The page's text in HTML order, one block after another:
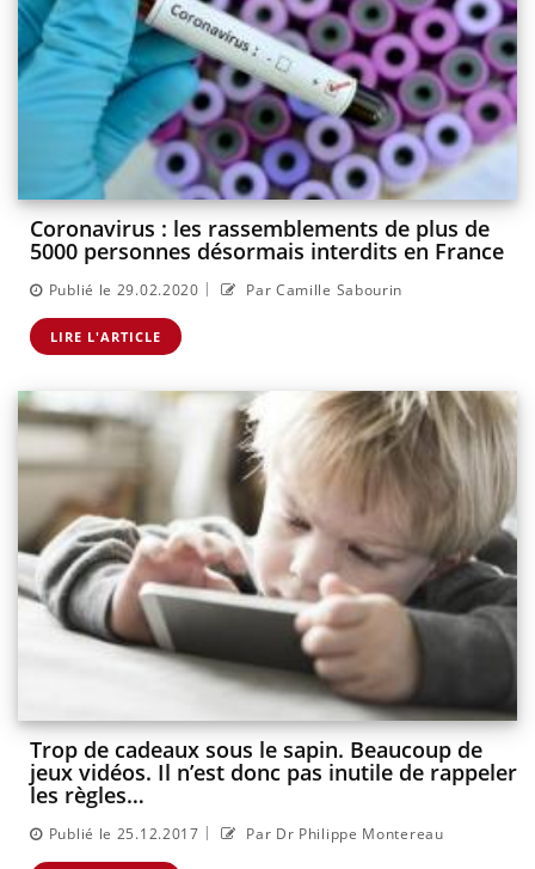
Coronavirus : les rassemblements de plus de
5000 personnes désormais interdits en France
Publié le 29.02.2020 | Par Camille Sabourin
LIRE L'ARTICLE
Trop de cadeaux sous le sapin. Beaucoup de
jeux vidéos. Il n’est donc pas inutile de rappeler
les règles…
Publié le 25.12.2017 | Par Dr Philippe Montereau